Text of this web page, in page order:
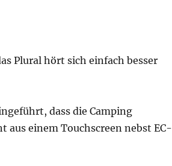
Plural hört sich einfach besser
dass die Camping
aus einem Touchscreen nebst EC-